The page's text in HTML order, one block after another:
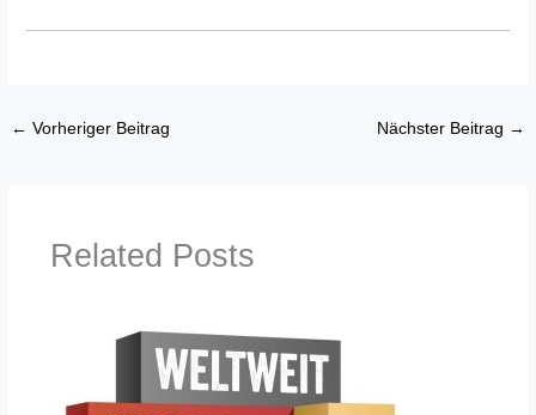
← Vorheriger Beitrag Nächster Beitrag →
Related Posts